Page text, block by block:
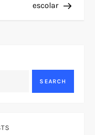
escolar
SEARCH